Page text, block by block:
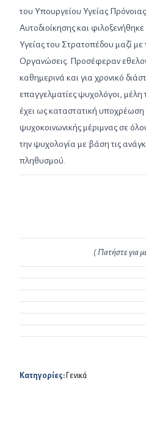
του Υπουργείου Υγείας
Αυτοδιοίκησης και
Υγείας του Στρατοπέδου μαζί με
Οργανώσεις. Προσέφεραν
καθημερινά και για χρονικό
επαγγελματίες ψυχολόγοι,
έχει ως καταστατική
ψυχοκοινωνικής μέριμνας σε
την ψυχολογία με βάση τις
πληθυσμού.
( Πατήστε για
Κατηγορίες: Γενικά